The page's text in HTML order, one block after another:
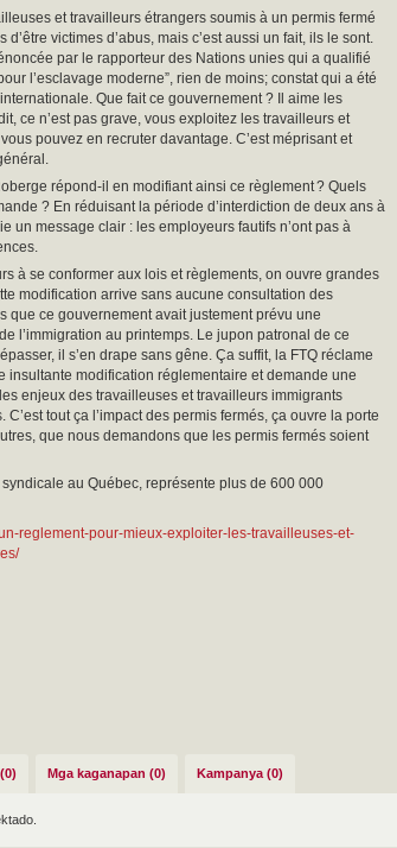
et travailleurs étrangers soumis à un permis fermé
victimes d’abus, mais c’est aussi un fait, ils le sont.
par le rapporteur des Nations unies qui a qualifié
l’esclavage moderne”, rien de moins; constat qui a été
Que fait ce gouvernement ? Il aime les
ce n’est pas grave, vous exploitez les travailleurs et
pouvez en recruter davantage. C’est méprisant et
répond-il en modifiant ainsi ce règlement ? Quels
? En réduisant la période d’interdiction de deux ans à
un message clair : les employeurs fautifs n’ont pas à
à se conformer aux lois et règlements, on ouvre grandes
modification arrive sans aucune consultation des
que ce gouvernement avait justement prévu une
l’immigration au printemps. Le jupon patronal de ce
il s’en drape sans gêne. Ça suffit, la FTQ réclame
insultante modification réglementaire et demande une
enjeux des travailleuses et travailleurs immigrants
tout ça l’impact des permis fermés, ça ouvre la porte
que nous demandons que les permis fermés soient
au Québec, représente plus de 600 000
reglement-pour-mieux-exploiter-les-travailleuses-et-
Mga kaganapan (0) Kampanya (0)